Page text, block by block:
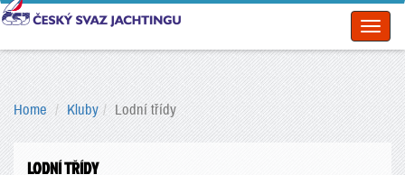
Home Kluby Lodní třídy
LODNÍ TŘÍDY